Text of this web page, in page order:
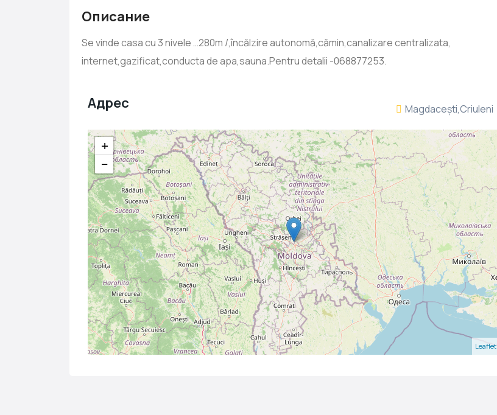
Описание
Se vinde casa cu 3 nivele …280m /,încălzire autonomă,cămin,canalizare centralizata,
internet,gazificat,conducta de apa,sauna.Pentru detalii -068877253.
Адрес Magdacești,Criuleni
+
−
Leaflet